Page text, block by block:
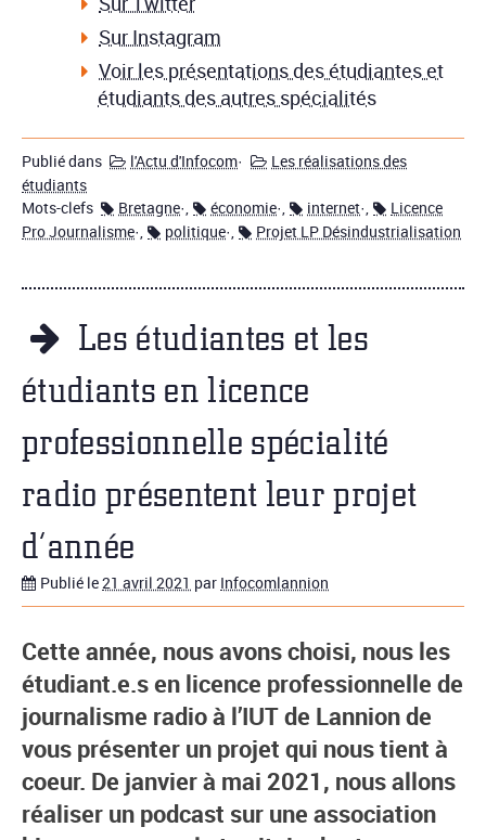
Sur Instagram
Voir les présentations des étudiantes et
étudiants des autres spécialités
Publié dans l'Actu d'Infocom·
Les réalisations des
étudiants
Mots-clefs
Bretagne·, économie·, internet·,
Licence
Pro Journalisme·, politique·, Projet LP Désindustrialisation
Les étudiantes et les
étudiants en licence
professionnelle spécialité
radio présentent leur projet
d’année
Publié le21 avril 2021 par Infocomlannion
Cette année, nous avons choisi, nous les
étudiant.e.s en licence professionnelle de
journalisme radio à l’IUT de Lannion de
vous présenter un projet qui nous tient à
coeur. De janvier à mai 2021, nous allons
réaliser un podcast sur une association